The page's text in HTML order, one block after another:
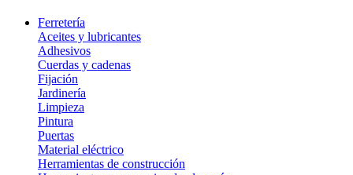
Ferretería
Aceites y lubricantes
Adhesivos
Cuerdas y cadenas
Fijación
Jardinería
Limpieza
Pintura
Puertas
Material eléctrico
Herramientas de construcción